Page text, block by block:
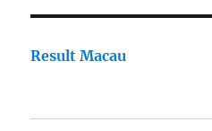
Result Macau